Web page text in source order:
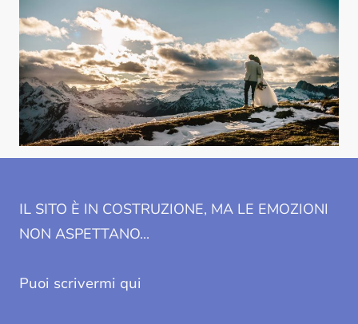
IL SITO È IN COSTRUZIONE, MA LE EMOZIONI
NON ASPETTANO...
Puoi scrivermi qui